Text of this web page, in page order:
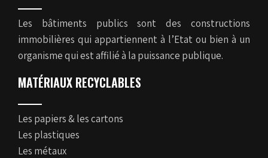
Les bâtiments publics sont des constructions
immobilières qui appartiennent à l’Etat ou bien à un
organisme qui est affilié à la puissance publique.
MATÉRIAUX RECYCLABLES
Les papiers & les cartons
Les plastiques
Les métaux